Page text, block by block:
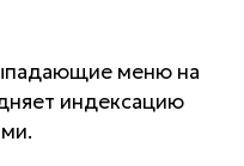
меню на
индексацию